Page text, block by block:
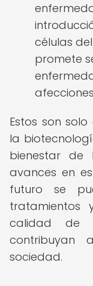
células
promete
Estos son
la
bienestar de
avances en
futuro se
tratamientos
calidad de
contribuyan
sociedad.